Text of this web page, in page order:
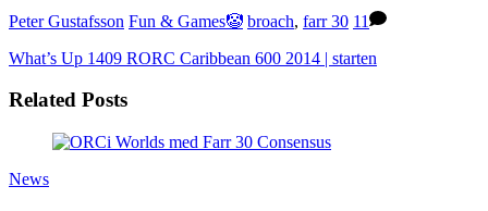
Peter Gustafsson Fun & Games🤡 broach, farr 30 11
What’s Up 1409 RORC Caribbean 600 2014 | starten
Related Posts
News